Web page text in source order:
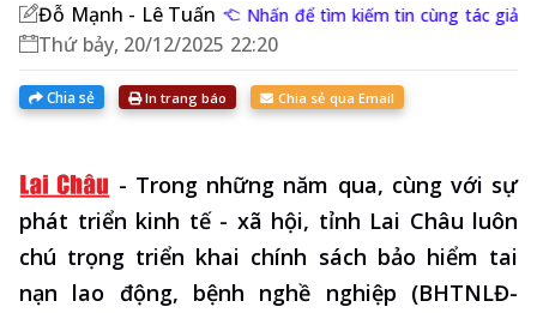
Đỗ Mạnh - Lê Tuấn Nhấn để tìm kiếm tin cùng tác giả
Thứ bảy, 20/12/2025 22:20
Chia sẻ In trang báo Chia sẻ qua Email
- Trong những năm qua, cùng với sự
phát triển kinh tế - xã hội, tỉnh Lai Châu luôn
chú trọng triển khai chính sách bảo hiểm tai
nạn lao động, bệnh nghề nghiệp (BHTNLĐ-